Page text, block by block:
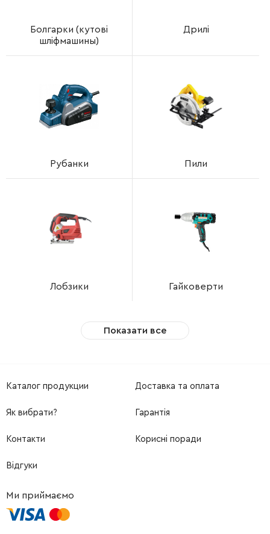
Болгарки (кутові
шліфмашины)
Дрилі
Рубанки Пили
Лобзики Гайковерти
Показати все
Каталог продукции Доставка та оплата
Як вибрати? Гарантія
Контакти Корисні поради
Відгуки
Ми приймаємо